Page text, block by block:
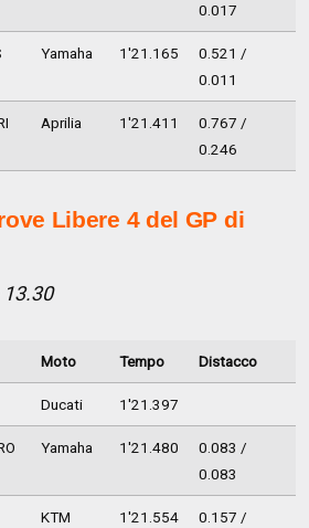
0.017
Yamaha 1'21.165
0.521 /
0.011
Aprilia 1'21.411
0.767 /
0.246
Libere 4 del GP di
13.30
Moto Tempo Distacco
Ducati 1'21.397
Yamaha 1'21.480
0.083 /
0.083
KTM 1'21.554
0.157 /